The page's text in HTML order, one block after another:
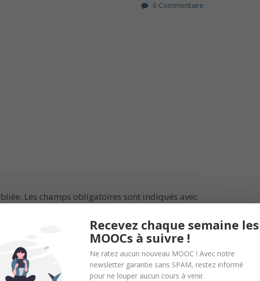
0 Commentaire
Les champs obligatoires sont indiqués avec
Recevez chaque semaine les
MOOCs à suivre !
Ne ratez aucun nouveau MOOC ! Avec notre
newsletter garantie sans SPAM, restez informé
pour ne louper aucun cours à venir.